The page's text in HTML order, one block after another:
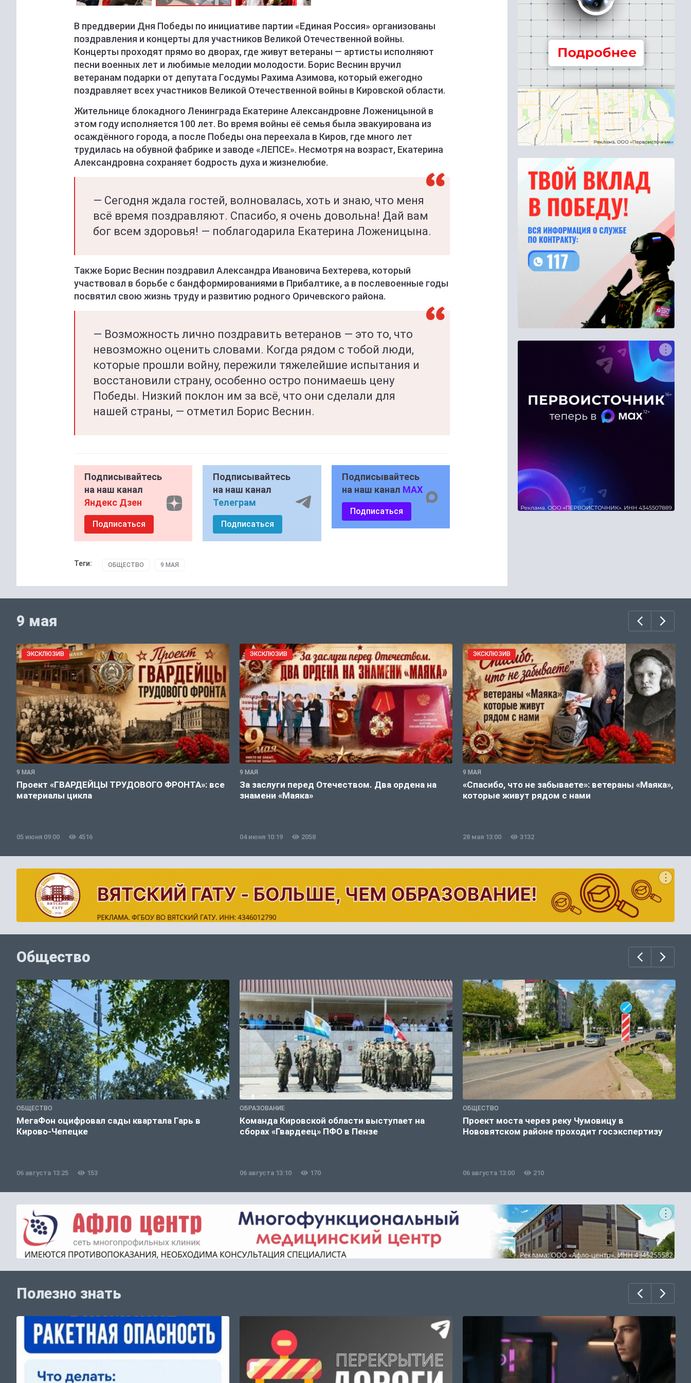
В преддверии Дня Победы по инициативе партии «Единая Россия» организованы
поздравления и концерты для участников Великой Отечественной войны.
Концерты проходят прямо во дворах, где живут ветераны — артисты исполняют
песни военных лет и любимые мелодии молодости. Борис Веснин вручил
ветеранам подарки от депутата Госдумы Рахима Азимова, который ежегодно
поздравляет всех участников Великой Отечественной войны в Кировской области.
Жительнице блокадного Ленинграда Екатерине Александровне Ложеницыной в
этом году исполняется 100 лет. Во время войны её семья была эвакуирована из
осаждённого города, а после Победы она переехала в Киров, где много лет
трудилась на обувной фабрике и заводе «ЛЕПСЕ». Несмотря на возраст, Екатерина
Александровна сохраняет бодрость духа и жизнелюбие.
— Сегодня ждала гостей, волновалась, хоть и знаю, что меня
всё время поздравляют. Спасибо, я очень довольна! Дай вам
бог всем здоровья! — поблагодарила Екатерина Ложеницына.
Также Борис Веснин поздравил Александра Ивановича Бехтерева, который
участвовал в борьбе с бандформированиями в Прибалтике, а в послевоенные годы
посвятил свою жизнь труду и развитию родного Оричевского района.
— Возможность лично поздравить ветеранов — это то, что
невозможно оценить словами. Когда рядом с тобой люди,
которые прошли войну, пережили тяжелейшие испытания и
восстановили страну, особенно остро понимаешь цену
Победы. Низкий поклон им за всё, что они сделали для
нашей страны, — отметил Борис Веснин.
Подписывайтесь
на наш канал
Яндекс Дзен
Подписаться
Подписывайтесь
на наш канал
Телеграм
Подписаться
Подписывайтесь
на наш канал MAX
Подписаться
Теги: ОБЩЕСТВО 9 МАЯ
9 мая
ЭКСКЛЮЗИВ
9 МАЯ
Проект «ГВАРДЕЙЦЫ ТРУДОВОГО ФРОНТА»: все
материалы цикла
05 июня 09:00 4516
ЭКСКЛЮЗИВ
9 МАЯ
За заслуги перед Отечеством. Два ордена на
знамени «Маяка»
04 июня 10:19 2058
ЭКСКЛЮЗИВ
9 МАЯ
«Спасибо, что не забываете»: ветераны «Маяка»,
которые живут рядом с нами
28 мая 13:00 3132
Общество
ОБЩЕСТВО
МегаФон оцифровал сады квартала Гарь в
Кирово-Чепецке
06 августа 13:25 153
ОБРАЗОВАНИЕ
Команда Кировской области выступает на
сборах «Гвардеец» ПФО в Пензе
06 августа 13:10 170
ОБЩЕСТВО
Проект моста через реку Чумовицу в
Нововятском районе проходит госэкспертизу
06 августа 13:00 210
Полезно знать